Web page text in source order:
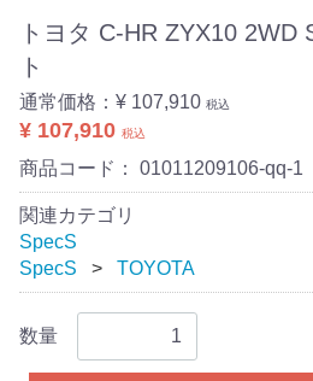
トヨタ C-HR ZYX10 2WD
ト
通常価格： ¥ 107,910 税込
¥ 107,910 税込
商品コード： 01011209106-qq-1
関連カテゴリ
SpecS
SpecS
TOYOTA
数量